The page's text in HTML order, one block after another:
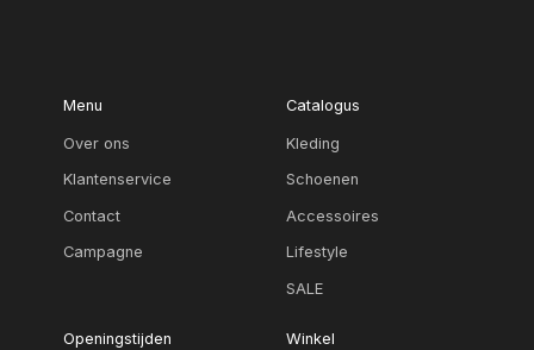
Menu
Over ons
Klantenservice
Contact
Campagne
Catalogus
Kleding
Schoenen
Accessoires
Lifestyle
SALE
Openingstijden Winkel